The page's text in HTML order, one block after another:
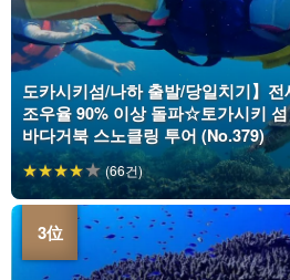
도카시키섬/나하 출발/당일치기】
조우율 90% 이상 돌파☆토가시키
바다거북 스노클링 투어 (No.379)
(66건)